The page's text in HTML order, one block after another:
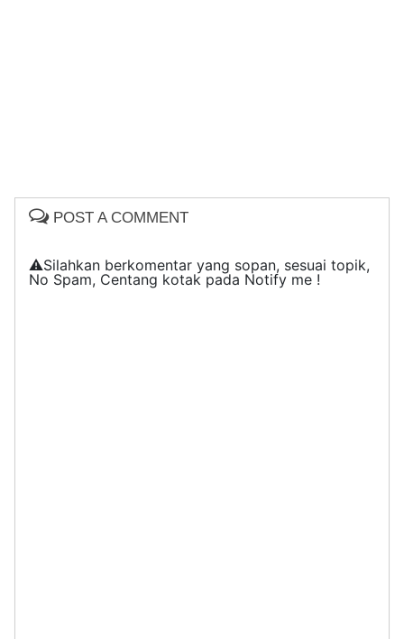
POST A COMMENT
⚠️Silahkan berkomentar yang sopan, sesuai topik,
No Spam, Centang kotak pada Notify me !